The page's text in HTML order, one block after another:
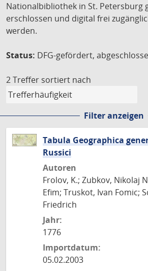
Nationalbibliothek in St. Petersburg
erschlossen und digital frei
werden.
Status: DFG-gefördert,
2 Treffer sortiert nach
Filter anzeigen
Tabula Geographica
Russici
Autoren
Frolov, K.; Zubkov, Nikolaj
Efim; Truskot, Ivan Fomic;
Friedrich
Jahr:
1776
Importdatum:
05.02.2003